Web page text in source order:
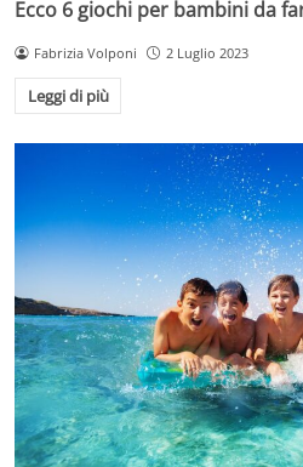
Ecco 6 giochi per bambini da
Fabrizia Volponi 2 Luglio 2023
Leggi di più